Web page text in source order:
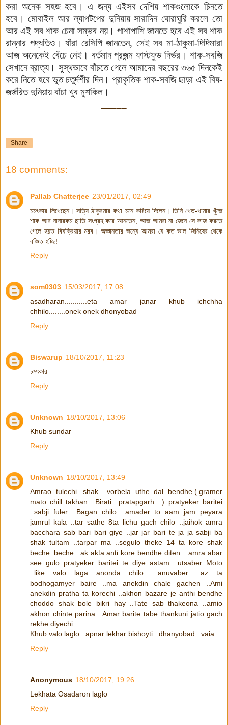
করা অনেক সহজ হবে। এ জন্য এইসব দেশিয় শাকগুলোকে চিনতে
হবে। মোবাইল আর ল্যাপটপের দুনিয়ায় সারাদিন ঘোরাঘুরি করলে তো
আর এই সব শাক চেনা সম্ভব নয়। পাশাপাশি জানতে হবে এই সব শাক
রান্নার পদ্ধতিও। যাঁরা রেসিপি জানতেন, সেই সব মা-ঠাকুমা-দিদিমারা
আজ অনেকেই বেঁচে নেই। বর্তমান প্রজন্ম ফাস্টফুড নির্ভর। শাক-সবজি
সেখানে ব্রাত্য। সুস্থভাবে বাঁচতে গেলে আমাদের বছরের ৩৬৫ দিনকেই
করে নিতে হবে ভূত চতুর্দশীর দিন। প্রাকৃতিক শাক-সবজি ছাড়া এই বিষ-
জর্জরিত দুনিয়ায় বাঁচা খুব মুশকিল।
Share
18 comments:
Pallab Chatterjee 23/01/2017, 02:49
চমৎকার লিখেছেন। সত্যি ঠাকুরমার কথা মনে করিয়ে দিলেন। তিনি খেত-খামার খুঁজে
শাক আর নানারকম ছাতি সংগ্রহ করে আনতেন, আজ আমরা না জেনে সে কাজ করতে
গেলে হয়ত বিষক্রিয়ার মরব। অজ্ঞানতার জন্যে আমরা যে কত ভাল জিনিষের থেকে
বঞ্চিত হচ্ছি!
Reply
som0303 15/03/2017, 17:08
asadharan...........eta amar janar khub ichchha
chhilo........onek onek dhonyobad
Reply
Biswarup 18/10/2017, 11:23
চমৎকার
Reply
Unknown 18/10/2017, 13:06
Khub sundar
Reply
Unknown 18/10/2017, 13:49
Amrao tulechi .shak ..vorbela uthe dal bendhe.(.gramer
mato chill takhan ..Birati ..pratapgarh ..)..pratyeker baritei
..sabji fuler ..Bagan chilo ..amader to aam jam peyara
jamrul kala ..tar sathe 8ta lichu gach chilo ..jaihok amra
bacchara sab bari bari giye ..jar jar bari te ja ja sabji ba
shak tultam ..tarpar ma ..segulo theke 14 ta kore shak
beche..beche ..ak akta anti kore bendhe diten ...amra abar
see gulo pratyeker baritei te diye astam ..utsaber Moto
..like valo laga anonda chilo ...anuvaber ..az ta
bodhogamyer baire ..ma anekdin chale gachen ..Ami
anekdin pratha ta korechi ..akhon bazare je anthi bendhe
choddo shak bole bikri hay ..Tate sab thakeona ..amio
akhon chinte parina ..Amar barite tabe thankuni jatio gach
rekhe diyechi .
Khub valo laglo ..apnar lekhar bishoyti ..dhanyobad ..vaia ..
Reply
Anonymous 18/10/2017, 19:26
Lekhata Osadaron laglo
Reply